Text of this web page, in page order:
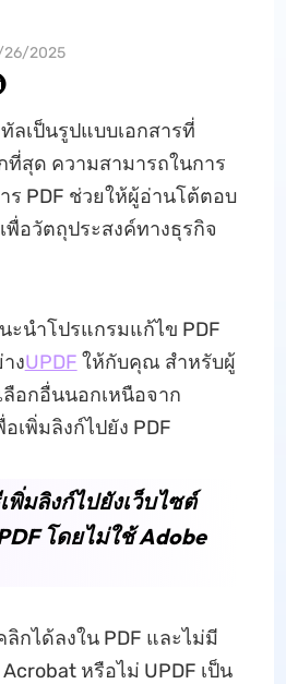
2025
ลเป็นรูปแบบเอกสารที่
ที่สุด ความสามารถในการ
ร PDF ช่วยให้ผู้อ่านโต้ตอบ
พื่อวัตถุประสงค์ทางธุรกิจ
ะนำโปรแกรมแก้ไข PDF
งUPDF ให้กับคุณ สำหรับผู้
อกอื่นนอกเหนือจาก
เพิ่มลิงก์ไปยัง PDF
พิ่มลิงก์ไปยังเว็บไซต์
โดยไม่ใช้ Adobe
กได้ลงใน PDF และไม่มี
หรือไม่ UPDF เป็น